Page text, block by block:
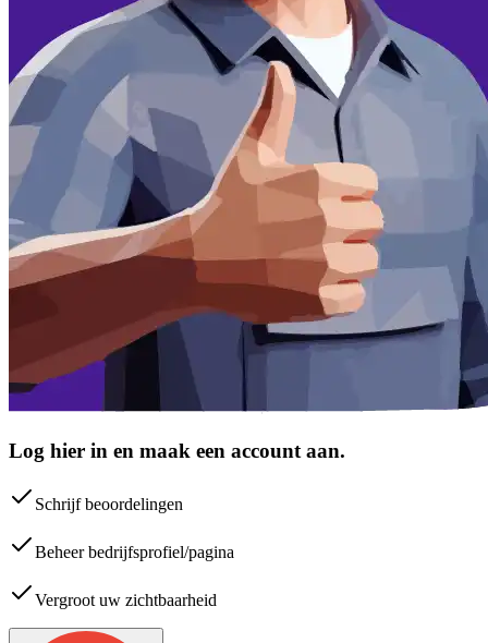
Log hier in en maak een account aan.
Schrijf beoordelingen
Beheer bedrijfsprofiel/pagina
Vergroot uw zichtbaarheid